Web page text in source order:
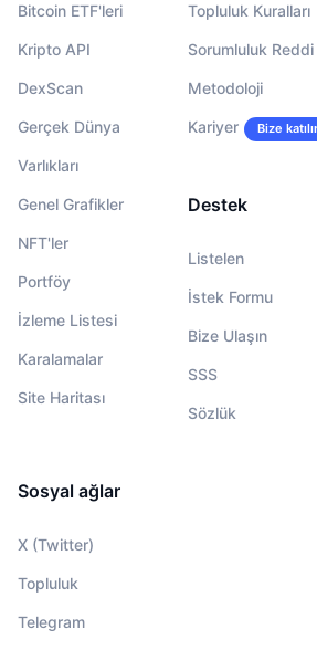
Bitcoin ETF'leri
Kripto API
DexScan
Gerçek Dünya
Varlıkları
Genel Grafikler
NFT'ler
Portföy
İzleme Listesi
Karalamalar
Site Haritası
Topluluk Kuralları
Sorumluluk Reddi
Metodoloji
Kariyer Bize
Destek
Listelen
İstek Formu
Bize Ulaşın
SSS
Sözlük
Sosyal ağlar
X (Twitter)
Topluluk
Telegram